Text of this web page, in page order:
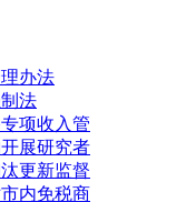
办法
法
项收入管
展研究者
更新监督
内免税商